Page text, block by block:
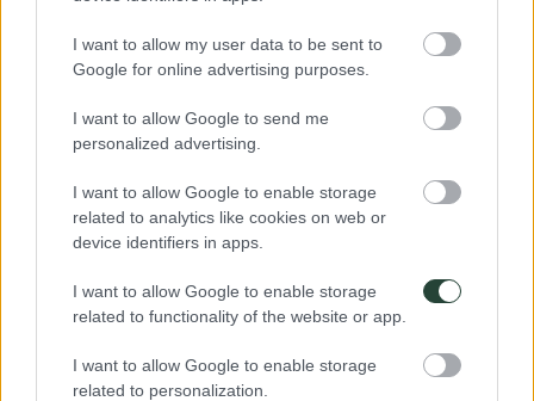
I want to allow my user data to be sent to
Google for online advertising purposes.
I want to allow Google to send me
personalized advertising.
I want to allow Google to enable storage
related to analytics like cookies on web or
device identifiers in apps.
I want to allow Google to enable storage
related to functionality of the website or app.
I want to allow Google to enable storage
related to personalization.
Adáptate a su cultura de un nuevo destino a
mhttps://3000km.esedida que vaya pasando el tiempo, ya
sea llevando a cabo sus saludos o costumbres a fin de
sentirte uno más y respetar el entorno que te rodea. Por
quitarse los zapatos al entrar en una casa en Laos.
¿Te inspira un viaje? Echa un vistazo a nuestros
Deja una respuesta
obligatorios están marcados con*